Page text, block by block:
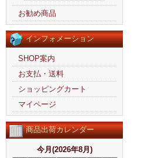
お勧め商品
インフォメーション
SHOP案内
お支払・送料
ショッピングカート
マイページ
商品出荷カレンダー
今月(2026年8月)